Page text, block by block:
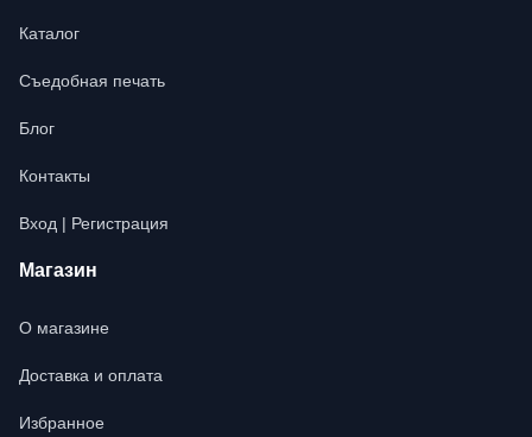
Каталог
Съедобная печать
Блог
Контакты
Вход | Регистрация
Магазин
О магазине
Доставка и оплата
Избранное